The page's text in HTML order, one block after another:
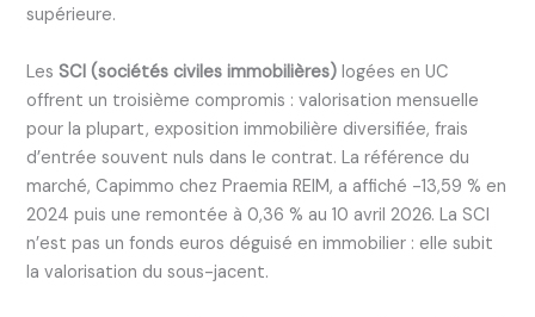
supérieure.
Les SCI (sociétés civiles immobilières) logées en UC
offrent un troisième compromis : valorisation mensuelle
pour la plupart, exposition immobilière diversifiée, frais
d’entrée souvent nuls dans le contrat. La référence du
marché, Capimmo chez Praemia REIM, a affiché -13,59 % en
2024 puis une remontée à 0,36 % au 10 avril 2026. La SCI
n’est pas un fonds euros déguisé en immobilier : elle subit
la valorisation du sous-jacent.